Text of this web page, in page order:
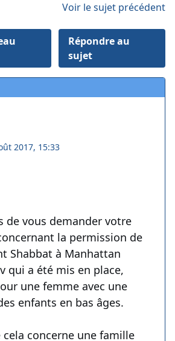
Voir le sujet précédent
Répondre au
sujet
2017, 15:33
de vous demander votre
la permission de
Shabbat à Manhattan
qui a été mis en place,
une femme avec une
enfants en bas âges.
cela concerne une famille